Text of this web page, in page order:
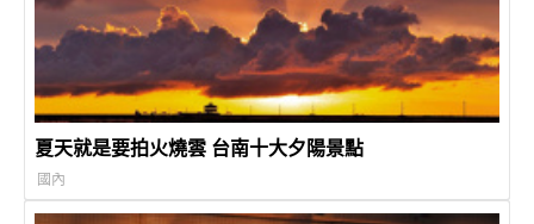
夏天就是要拍火燒雲 台南十大夕陽景點
國內